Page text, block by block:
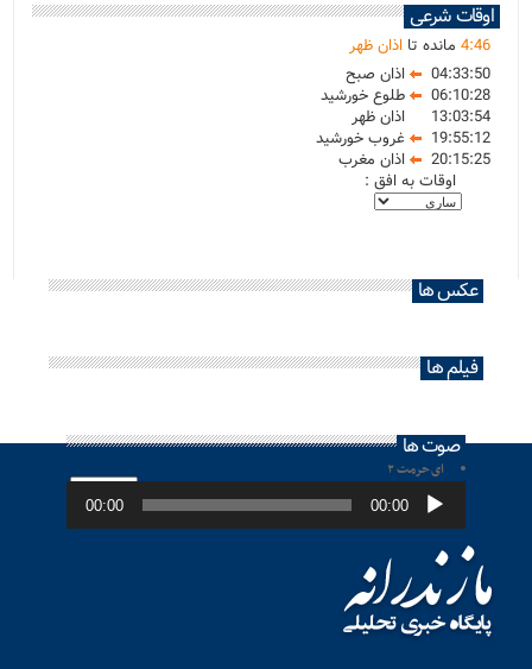
اوقات شرعی
4:46 مانده تااذان ظهر
04:33:50
اذان صبح
06:10:28
طلوع خورشید
13:03:54
اذان ظهر
19:55:12
غروب خورشید
20:15:25
اذان مغرب
اوقات به افق :
عکس ها
فیلم ها
صوت ها
ای حرمت ۲
پخش‌کننده
صوت 00:00
00:00